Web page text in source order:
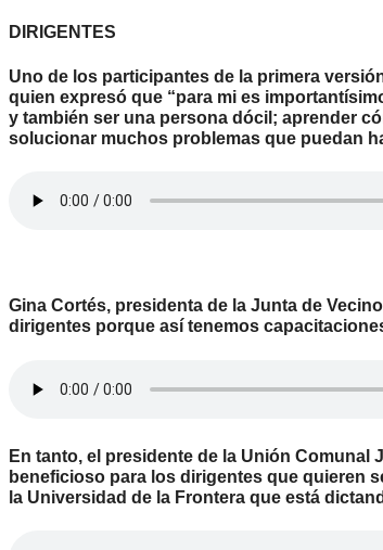
DIRIGENTES
Uno de los participantes de la primera
quien expresó que “para mi es
y también ser una persona dócil; aprender
solucionar muchos problemas que puedan
Gina Cortés, presidenta de la Junta de
dirigentes porque así tenemos
En tanto, el presidente de la Unión
beneficioso para los dirigentes que quieren
la Universidad de la Frontera que está